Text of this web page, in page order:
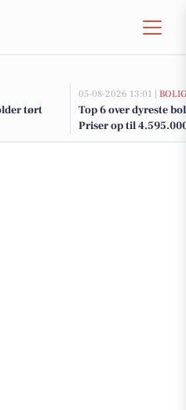
tørt
05-08-2026 13:01 |
Top 6 over dyreste
Priser op til
Lokale Økologiske Råvarer søges hos